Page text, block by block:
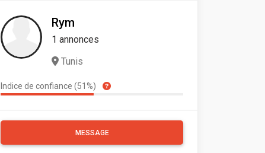
Rym
1 annonces
Tunis
Indice de confiance (51%)
MESSAGE